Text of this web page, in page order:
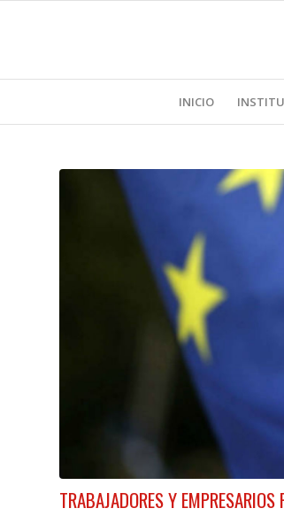
INICIO
TRABAJADORES Y